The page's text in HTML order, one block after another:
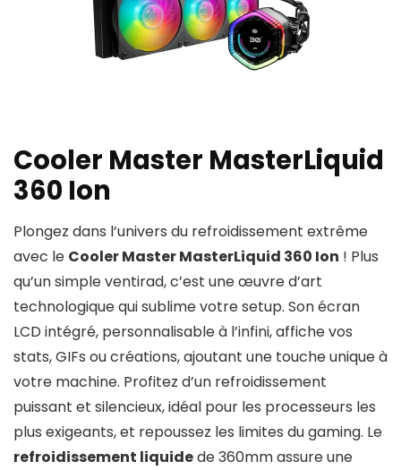
Cooler Master MasterLiquid
360 Ion
Plongez dans l’univers du refroidissement extrême
avec le Cooler Master MasterLiquid 360 Ion ! Plus
qu’un simple ventirad, c’est une œuvre d’art
technologique qui sublime votre setup. Son écran
LCD intégré, personnalisable à l’infini, affiche vos
stats, GIFs ou créations, ajoutant une touche unique à
votre machine. Profitez d’un refroidissement
puissant et silencieux, idéal pour les processeurs les
plus exigeants, et repoussez les limites du gaming. Le
refroidissement liquidede 360mm assure une